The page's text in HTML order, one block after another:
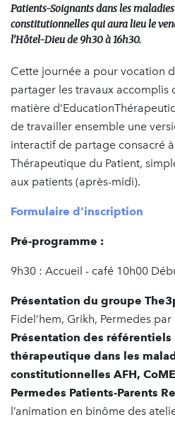
Patients-Soignants dans les
constitutionnelles qui aura lieu le
l’Hôtel-Dieu de 9h30 à 16h30.
Cette journée a pour vocation
partager les travaux accomplis
matière
de travailler ensemble une
interactif de partage consacré à
Thérapeutique du Patient,
aux patients (après-midi).
Formulaire d’inscription
Pré-programme :
9h30 : Accueil - café 10h00
Présentation du groupe
Fidel’hem, Grikh, Permedes
Présentation des
thérapeutique dans les
constitutionnelles AFH,
Permedes Patients-Parents
l’animation en binôme des